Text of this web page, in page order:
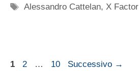
Tag
Alessandro Cattelan,X Factor
Pagina
1 Pagina
2 … Pagina
10 Successivo →